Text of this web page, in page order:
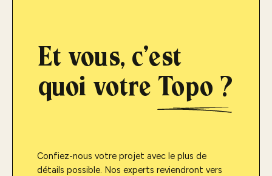
Et vous, c'est
quoi votre Topo ?
Confiez-nous votre projet avec le plus de
détails possible. Nos experts reviendront vers